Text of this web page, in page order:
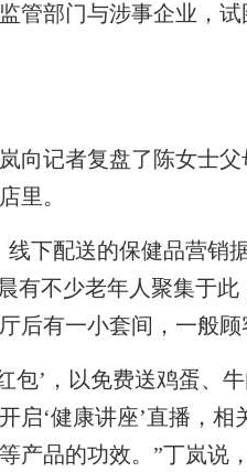
部门与涉事企业，试
记者复盘了陈女士父
里。
下配送的保健品营销
有不少老年人聚集于
后有一小套间，一般顾
’，以免费送鸡蛋、牛
‘健康讲座’直播，相
产品的功效。”丁岚说